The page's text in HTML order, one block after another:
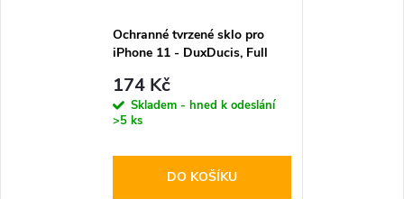
Ochranné tvrzené sklo pro
iPhone 11 - DuxDucis, Full
174 Kč
Skladem - hned k odeslání
>5 ks
DO KOŠÍKU